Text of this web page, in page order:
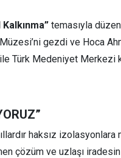
temasıyla
gezdi ve Hoca
Türk Medeniyet
haksız izolasyonlara
çözüm ve uzlaşı
oldunuz